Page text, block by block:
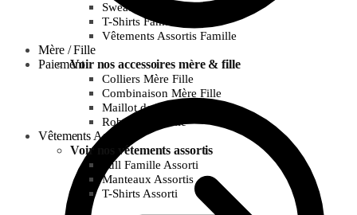
Paiement
Sweats Famille
T-Shirts Famille
Vêtements Assortis Famille
Mère / Fille
Voir nos accessoires mère & fille
Colliers Mère Fille
Combinaison Mère Fille
Maillot de bain Mère Fille
Robes Mère Fille
Vêtements Assortis
Voir nos vêtements assortis
Pull Famille Assorti
Manteaux Assortis
T-Shirts Assorti